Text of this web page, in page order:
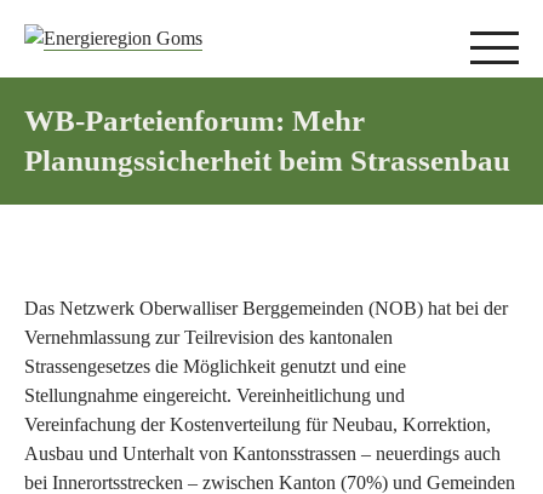
WB-Parteienforum: Mehr
Planungssicherheit beim Strassenbau
Das Netzwerk Oberwalliser Berggemeinden (NOB) hat bei der
Vernehmlassung zur Teilrevision des kantonalen
Strassengesetzes die Möglichkeit genutzt und eine
Stellungnahme eingereicht. Vereinheitlichung und
Vereinfachung der Kostenverteilung für Neubau, Korrektion,
Ausbau und Unterhalt von Kantonsstrassen – neuerdings auch
bei Innerortsstrecken – zwischen Kanton (70%) und Gemeinden